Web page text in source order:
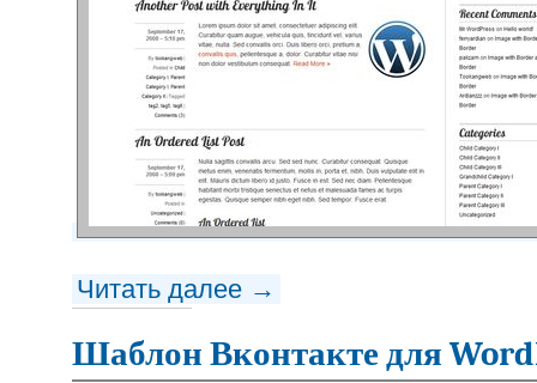
Читать далее →
Шаблон Вконтакте для